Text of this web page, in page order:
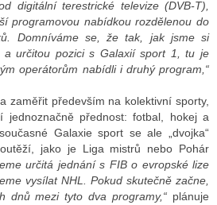
digitální terestrické televize (DVB-T),
programovou nabídkou rozdělenou do
Domníváme se, že tak, jak jsme si
a určitou pozici s Galaxií sport 1, tu je
operátorům nabídli i druhý program,“
zaměřit především na kolektivní sporty,
jednoznačně přednost: fotbal, hokej a
Galaxie sport se ale „dvojka“
jako je Liga mistrů nebo Pohár
určitá jednání s FIB o evropské lize
vysílat NHL. Pokud skutečně začne,
dnů mezi tyto dva programy,“ plánuje